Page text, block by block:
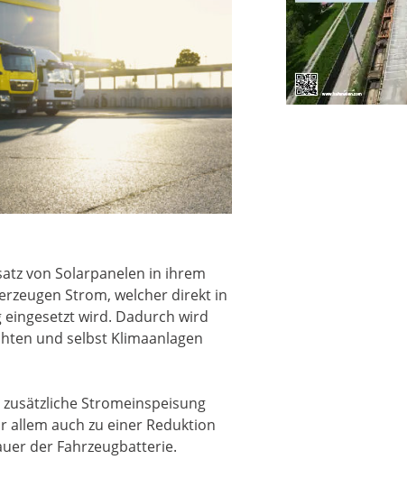
von Solarpanelen in ihrem
Strom, welcher direkt in
wird. Dadurch wird
und selbst Klimaanlagen
Stromeinspeisung
auch zu einer Reduktion
der Fahrzeugbatterie.